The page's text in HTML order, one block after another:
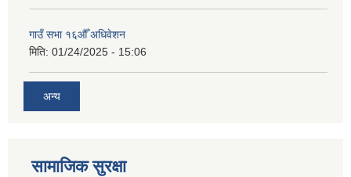
गाउँ सभा १६औँ अधिवेशन
मिति: 01/24/2025 - 15:06
अन्य
सामाजिक सुरक्षा